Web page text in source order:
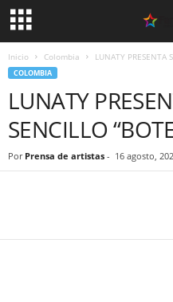
Inicio Colombia LUNATY PRESENTA
COLOMBIA
LUNATY
SENCILLO
Por Prensa de artistas - 16 agosto,